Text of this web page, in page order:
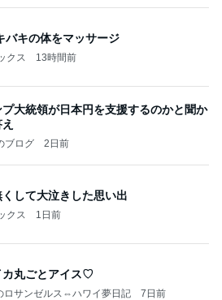
バキの体をマッサージ
クス 13時間前
大統領が日本円を支援するのかと聞か
ブログ 2日前
して大泣きした思い出
クス 1日前
カ丸ごとアイス♡
ロサンゼルス⇔ハワイ夢日記 7日前